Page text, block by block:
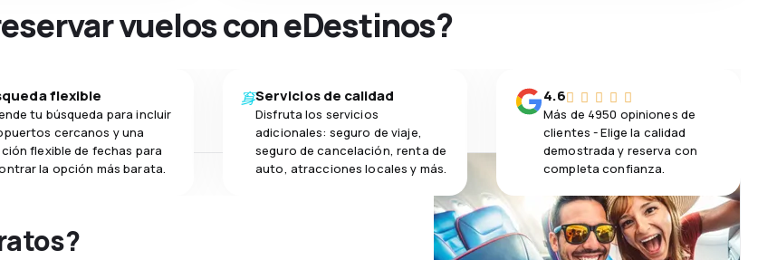
vuelos con eDestinos?
flexible
tu búsqueda para incluir
cercanos y una
flexible de fechas para
la opción más barata.
Servicios de calidad
Disfruta los servicios
adicionales: seguro de viaje,
seguro de cancelación, renta de
auto, atracciones locales y más.
4.6
Más de 4950 opiniones de
clientes - Elige la calidad
demostrada y reserva con
completa confianza.